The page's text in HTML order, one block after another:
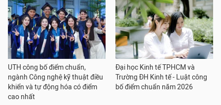
UTH công bố điểm chuẩn,
ngành Công nghệ kỹ thuật điều
khiển và tự động hóa có điểm
cao nhất
Đại học Kinh tế TPHCM và
Trường ĐH Kinh tế - Luật công
bố điểm chuẩn năm 2026